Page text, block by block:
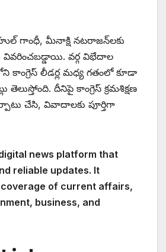
గాంధీ, మీనాక్షి నటరాజన్‌లకు
వర్గ విభేదాల
కాంగ్రెస్ లీడర్ల మధ్య గతంలో కూడా
తెలుస్తోంది. దీనిపై కాంగ్రెస్ క్రమశిక్షణ
చేసి, వివాదాలకు పూర్తిగా
news platform that
reliable updates. It
of current affairs,
business, and